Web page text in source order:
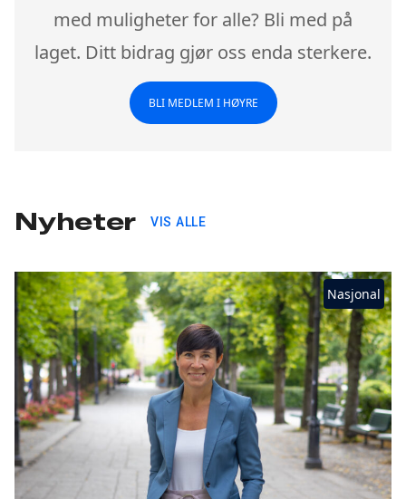
med muligheter for alle? Bli med på
laget. Ditt bidrag gjør oss enda sterkere.
BLI MEDLEM I HØYRE
Nyheter VIS ALLE
Nasjonal